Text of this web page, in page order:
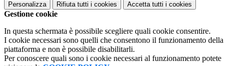
Personalizza Rifiuta tutti i cookies Accetta tutti i cookies
Gestione cookie
In questa schermata è possibile scegliere quali cookie consentire.
I cookie necessari sono quelli che consentono il funzionamento della
piattaforma e non è possibile disabilitarli.
Per conoscere quali sono i cookie necessari al funzionamento potete